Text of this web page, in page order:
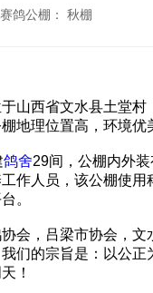
赛鸽公棚： 秋棚
山西省文水县土堂
地理位置高，环境
鸽舍29间，公棚内外
作人员，该公棚使
。
，吕梁市协会，文
们的宗旨是：以公
！